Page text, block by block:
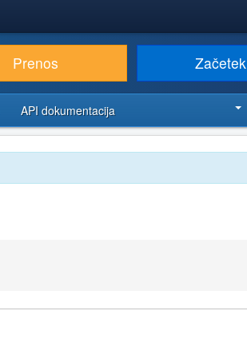
Prenos Začetek
API dokumentacija